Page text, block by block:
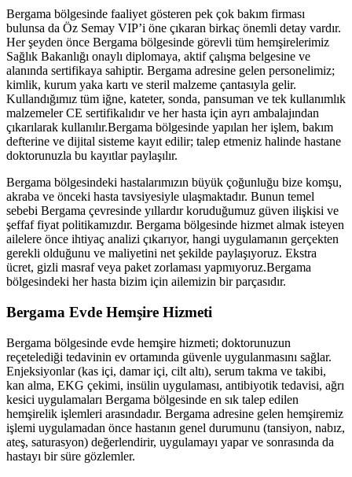
Bergama bölgesinde faaliyet gösteren pek çok bakım firması
bulunsa da Öz Semay VIP’i öne çıkaran birkaç önemli detay vardır.
Her şeyden önce Bergama bölgesinde görevli tüm hemşirelerimiz
Sağlık Bakanlığı onaylı diplomaya, aktif çalışma belgesine ve
alanında sertifikaya sahiptir. Bergama adresine gelen personelimiz;
kimlik, kurum yaka kartı ve steril malzeme çantasıyla gelir.
Kullandığımız tüm iğne, kateter, sonda, pansuman ve tek kullanımlık
malzemeler CE sertifikalıdır ve her hasta için ayrı ambalajından
çıkarılarak kullanılır.Bergama bölgesinde yapılan her işlem, bakım
defterine ve dijital sisteme kayıt edilir; talep etmeniz halinde hastane
doktorunuzla bu kayıtlar paylaşılır.
Bergama bölgesindeki hastalarımızın büyük çoğunluğu bize komşu,
akraba ve önceki hasta tavsiyesiyle ulaşmaktadır. Bunun temel
sebebi Bergama çevresinde yıllardır koruduğumuz güven ilişkisi ve
şeffaf fiyat politikamızdır. Bergama bölgesinde hizmet almak isteyen
ailelere önce ihtiyaç analizi çıkarıyor, hangi uygulamanın gerçekten
gerekli olduğunu ve maliyetini net şekilde paylaşıyoruz. Ekstra
ücret, gizli masraf veya paket zorlaması yapmıyoruz.Bergama
bölgesindeki her hasta bizim için ailemizin bir parçasıdır.
Bergama Evde Hemşire Hizmeti
Bergama bölgesinde evde hemşire hizmeti; doktorunuzun
reçetelediği tedavinin ev ortamında güvenle uygulanmasını sağlar.
Enjeksiyonlar (kas içi, damar içi, cilt altı), serum takma ve takibi,
kan alma, EKG çekimi, insülin uygulaması, antibiyotik tedavisi, ağrı
kesici uygulamaları Bergama bölgesinde en sık talep edilen
hemşirelik işlemleri arasındadır. Bergama adresine gelen hemşiremiz
işlemi uygulamadan önce hastanın genel durumunu (tansiyon, nabız,
ateş, saturasyon) değerlendirir, uygulamayı yapar ve sonrasında da
hastayı bir süre gözlemler.